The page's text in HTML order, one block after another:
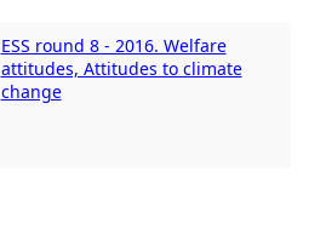
ESS round 8 - 2016. Welfare
attitudes, Attitudes to climate
change